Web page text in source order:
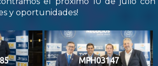
y oportunidades!
MPH03147